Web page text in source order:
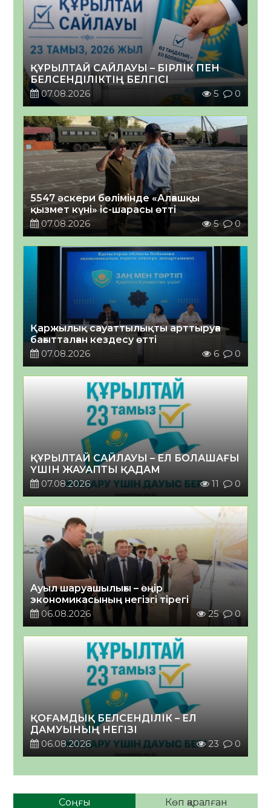
ҚҰРЫЛТАЙ САЙЛАУЫ – БІРЛІК ПЕН
БЕЛСЕНДІЛІКТІҢ БЕЛГІСІ
07.08.2026
5 0
5547 әскери бөлімінде «Алғашқы
қызмет күні» іс-шарасы өтті
07.08.2026
5 0
Қаржылық сауаттылықты арттыруға
бағытталған кездесу өтті
07.08.2026
6 0
ҚҰРЫЛТАЙ САЙЛАУЫ – ЕЛ БОЛАШАҒЫ
ҮШІН ЖАУАПТЫ ҚАДАМ
07.08.2026
11 0
Ауыл шаруашылығы – өңір
экономикасының негізгі тірегі
06.08.2026
25 0
ҚОҒАМДЫҚ БЕЛСЕНДІЛІК – ЕЛ
ДАМУЫНЫҢ НЕГІЗІ
06.08.2026
23 0
Соңғы Көп қаралған